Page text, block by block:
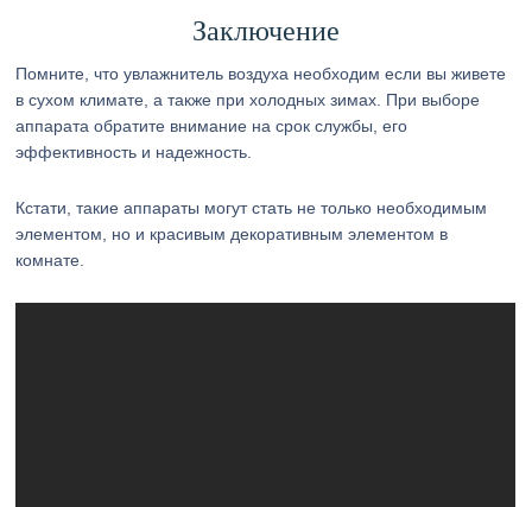
Заключение
Помните, что увлажнитель воздуха необходим если вы живете
в сухом климате, а также при холодных зимах. При выборе
аппарата обратите внимание на срок службы, его
эффективность и надежность.
Кстати, такие аппараты могут стать не только необходимым
элементом, но и красивым декоративным элементом в
комнате.